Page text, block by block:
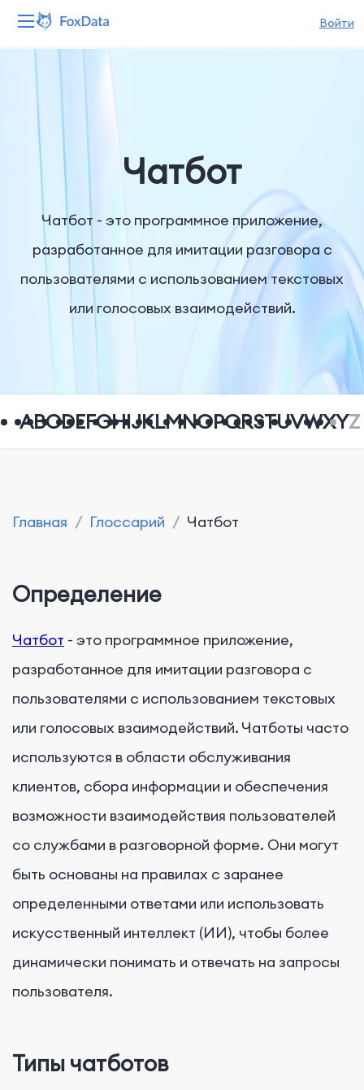
Войти
Решения
Ресурсы
Цены
Компания
Чатбот
Чатбот - это программное приложение,
разработанное для имитации разговора с
пользователями с использованием текстовых
или голосовых взаимодействий.
ABCDEFGHIJKLMNOPQRSTUVWXYZ
Главная / Глоссарий / Чатбот
Определение
Чатбот - это программное приложение,
разработанное для имитации разговора с
пользователями с использованием текстовых
или голосовых взаимодействий. Чатботы часто
используются в области обслуживания
клиентов, сбора информации и обеспечения
возможности взаимодействия пользователей
со службами в разговорной форме. Они могут
быть основаны на правилах с заранее
определенными ответами или использовать
искусственный интеллект (ИИ), чтобы более
динамически понимать и отвечать на запросы
пользователя.
Типы чатботов